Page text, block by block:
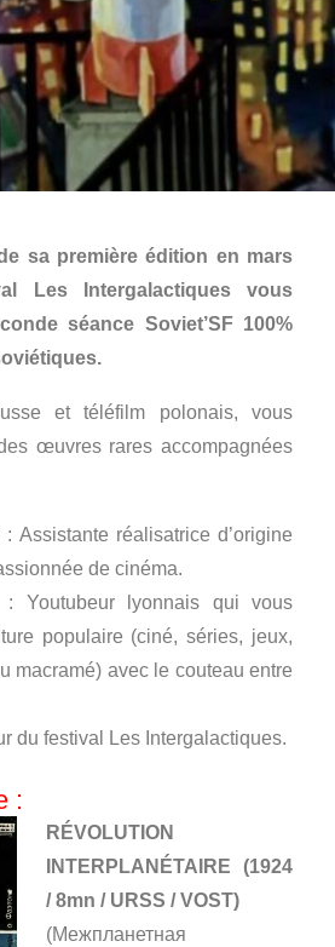
sa première édition en mars
Les Intergalactiques vous
séance Soviet’SF 100%
et téléfilm polonais, vous
œuvres rares accompagnées
Assistante réalisatrice d’origine
de cinéma.
: Youtubeur lyonnais qui vous
populaire (ciné, séries, jeux,
macramé) avec le couteau entre
du festival Les Intergalactiques.
:
RÉVOLUTION
INTERPLANÉTAIRE (1924
/ 8mn / URSS / VOST)
(Межпланетная